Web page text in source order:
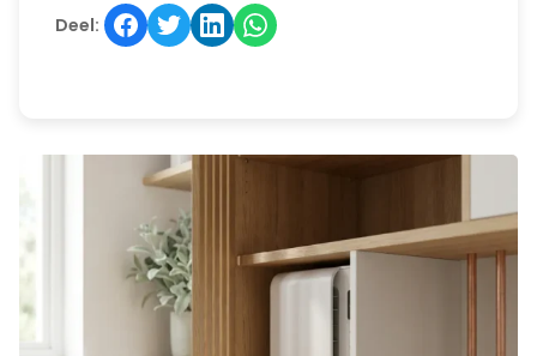
Deel: